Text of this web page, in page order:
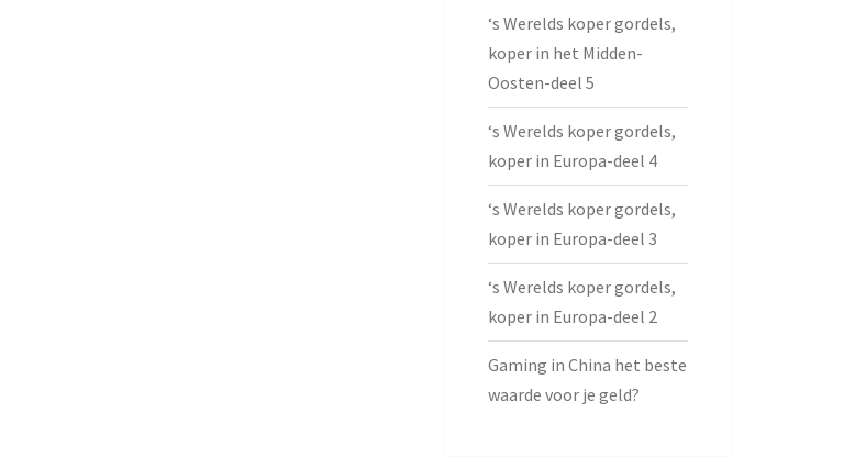
‘s Werelds koper gordels,
koper in het Midden-
Oosten-deel 5
‘s Werelds koper gordels,
koper in Europa-deel 4
‘s Werelds koper gordels,
koper in Europa-deel 3
‘s Werelds koper gordels,
koper in Europa-deel 2
Gaming in China het beste
waarde voor je geld?